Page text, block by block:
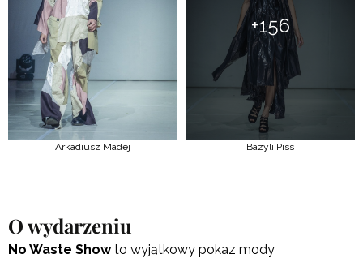
Arkadiusz Madej
+156
Bazyli Piss
O wydarzeniu
No Waste Showto wyjątkowy pokaz mody